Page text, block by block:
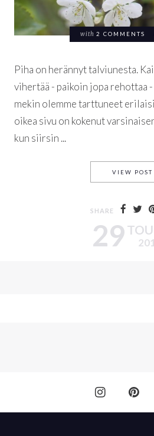
with 2 COMMENTS
Piha on herännyt talviunesta.
vihertää - paikoin jopa rehottaa
mekin olemme tarttuneet
oikea sivu on kokenut
kun siirsin ...
29
VIEW POST
SHARE